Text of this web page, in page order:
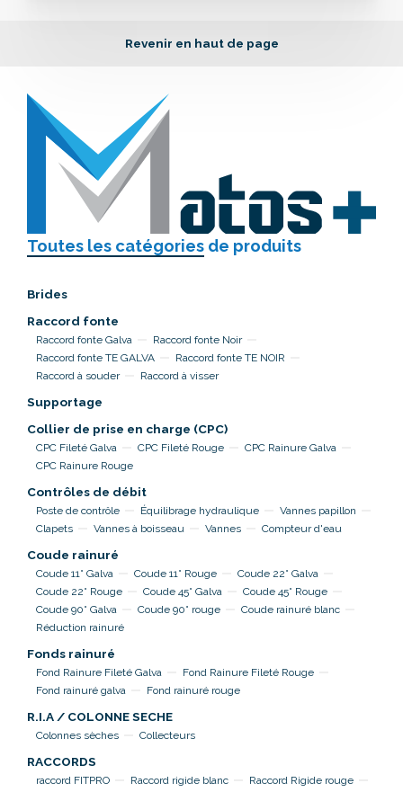
Revenir en haut de page
Toutes les catégories de produits
Brides
Raccord fonte
Raccord fonte Galva
Raccord fonte Noir
Raccord fonte TE GALVA
Raccord fonte TE NOIR
Raccord à souder
Raccord à visser
Supportage
Collier de prise en charge (CPC)
CPC Fileté Galva CPC Fileté Rouge
CPC Rainure Galva
CPC Rainure Rouge
Contrôles de débit
Poste de contrôle Équilibrage hydraulique
Vannes papillon
Clapets
Vannes à boisseau Vannes Compteur d'eau
Coude rainuré
Coude 11° Galva Coude 11° Rouge
Coude 22° Galva
Coude 22° Rouge
Coude 45° Galva
Coude 45° Rouge
Coude 90° Galva
Coude 90° rouge
Coude rainuré blanc
Réduction rainuré
Fonds rainuré
Fond Rainure Fileté Galva
Fond Rainure Fileté Rouge
Fond rainuré galva
Fond rainuré rouge
R.I.A / COLONNE SECHE
Colonnes sèches Collecteurs
RACCORDS
raccord FITPRO Raccord rigide blanc
Raccord Rigide rouge